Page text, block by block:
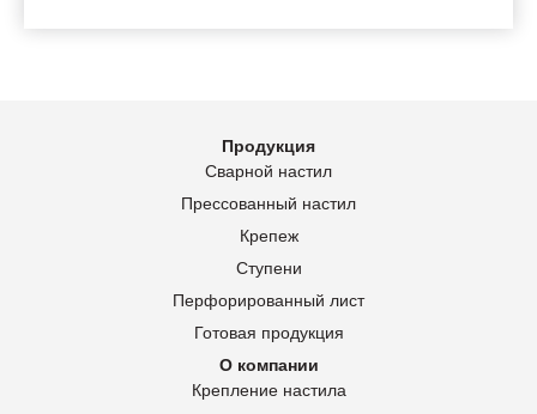
Продукция
Сварной настил
Прессованный настил
Крепеж
Ступени
Перфорированный лист
Готовая продукция
О компании
Крепление настила